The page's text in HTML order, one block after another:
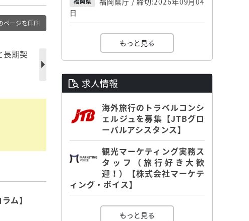
ページを印刷
長期契
ム】
日
もっと見る
求人情報
海外旅行のトラベルコンシ
ェルジュを募集【JTBグロ
ーバルアシスタンス】
観光マーケティング実務ス
タッフ（旅行好き大歓
迎！）【株式会社マーケテ
ィング・ボイス】
もっと見る